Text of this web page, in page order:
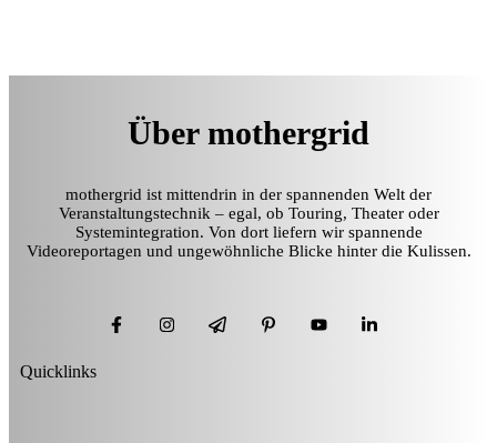
Über mothergrid
mothergrid ist mittendrin in der spannenden Welt der
Veranstaltungstechnik – egal, ob Touring, Theater oder
Systemintegration. Von dort liefern wir spannende
Videoreportagen und ungewöhnliche Blicke hinter die Kulissen.
Quicklinks